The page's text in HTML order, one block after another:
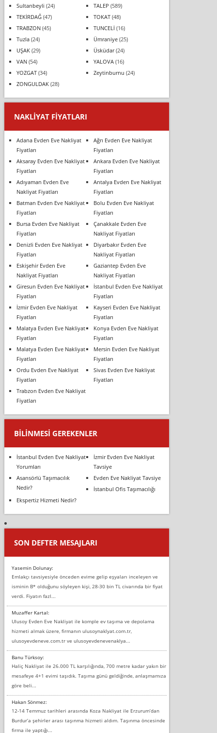
Sultanbeyli (24) TALEP (589)
TEKİRDAĞ(47) TOKAT(48)
TRABZON(45) TUNCELİ (16)
Tuzla(24) Ümraniye(25)
UŞAK(29) Üsküdar(24)
VAN(54) YALOVA(16)
YOZGAT(34) Zeytinburnu (24)
ZONGULDAK(28)
NAKLIYAT FIYATLARI
Adana Evden Eve Nakliyat
Fiyatları
Ağrı Evden Eve Nakliyat
Fiyatları
Aksaray Evden Eve Nakliyat
Fiyatları
Ankara Evden Eve Nakliyat
Fiyatları
Adıyaman Evden Eve
Nakliyat Fiyatları
Antalya Evden Eve Nakliyat
Fiyatları
Batman Evden Eve Nakliyat
Fiyatları
Bolu Evden Eve Nakliyat
Fiyatları
Bursa Evden Eve Nakliyat
Fiyatları
Çanakkale Evden Eve
Nakliyat Fiyatları
Denizli Evden Eve Nakliyat
Fiyatları
Diyarbakır Evden Eve
Nakliyat Fiyatları
Eskişehir Evden Eve
Nakliyat Fiyatları
Gaziantep Evden Eve
Nakliyat Fiyatları
Giresun Evden Eve Nakliyat
Fiyatları
İstanbul Evden Eve Nakliyat
Fiyatları
İzmir Evden Eve Nakliyat
Fiyatları
Kayseri Evden Eve Nakliyat
Fiyatları
Malatya Evden Eve Nakliyat
Fiyatları
Konya Evden Eve Nakliyat
Fiyatları
Malatya Evden Eve Nakliyat
Fiyatları
Mersin Evden Eve Nakliyat
Fiyatları
Ordu Evden Eve Nakliyat
Fiyatları
Sivas Evden Eve Nakliyat
Fiyatları
Trabzon Evden Eve Nakliyat
Fiyatları
BILINMESI GEREKENLER
İstanbul Evden Eve Nakliyat
Yorumları
İzmir Evden Eve Nakliyat
Tavsiye
Asansörlü Taşımacılık
Nedir?
Evden Eve Nakliyat Tavsiye
İstanbul Ofis Taşımacılığı
Ekspertiz Hizmeti Nedir?
SON DEFTER MESAJLARI
Yasemin Dolunay:
Emlakçı tavsiyesiyle önceden evime gelip eşyaları inceleyen ve
isminin B* olduğunu söyleyen kişi, 28-30 bin TL civarında bir fiyat
verdi. Fiyatın fazl...
Muzaffer Kartal:
Ulusoy Evden Eve Nakliyat ile komple ev taşıma ve depolama
hizmeti almak üzere, firmanın ulusoynaklyat.com.tr,
ulusoyevdeneve.com.tr ve ulusoyevdenevenaklya...
Banu Türksoy:
Haliç Nakliyat ile 26.000 TL karşılığında, 700 metre kadar yakın bir
mesafeye 4+1 evimi taşıdık. Taşıma günü geldiğinde, anlaşmamıza
göre beli...
Hakan Sönmez:
12-14 Temmuz tarihleri arasında Koza Nakliyat ile Erzurum’dan
Burdur’a şehirler arası taşınma hizmeti aldım. Taşınma öncesinde
firma ile yaptığı...